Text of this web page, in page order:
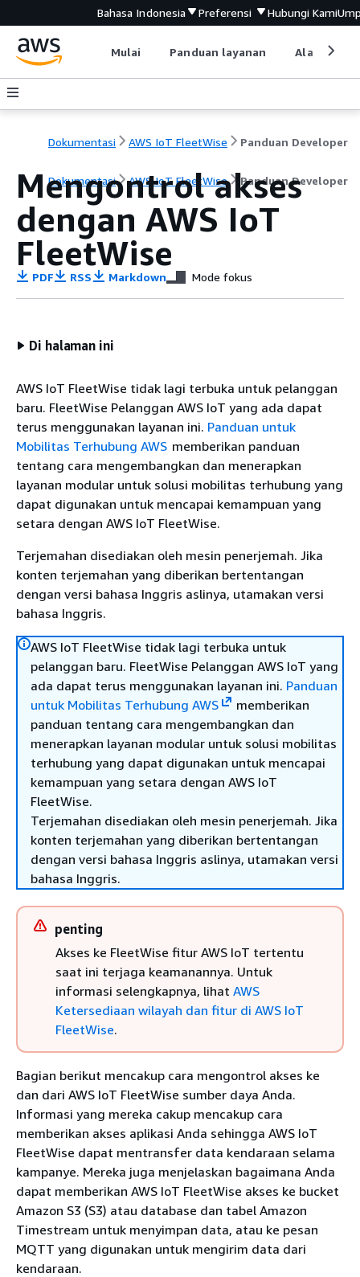
Bahasa Indonesia Preferensi Hubungi Kami
Mulai Panduan layanan Alat
Dokumentasi AWS IoT FleetWise Panduan Developer
Dokumentasi AWS IoT FleetWise Panduan Developer
Mengontrol akses
dengan AWS IoT
FleetWise
PDF RSS Markdown Mode fokus
Di halaman ini
AWS IoT FleetWise tidak lagi terbuka untuk pelanggan
baru. FleetWise Pelanggan AWS IoT yang ada dapat
terus menggunakan layanan ini. Panduan untuk
Mobilitas Terhubung AWS memberikan panduan
tentang cara mengembangkan dan menerapkan
layanan modular untuk solusi mobilitas terhubung yang
dapat digunakan untuk mencapai kemampuan yang
setara dengan AWS IoT FleetWise.
Terjemahan disediakan oleh mesin penerjemah. Jika
konten terjemahan yang diberikan bertentangan
dengan versi bahasa Inggris aslinya, utamakan versi
bahasa Inggris.
AWS IoT FleetWise tidak lagi terbuka untuk
pelanggan baru. FleetWise Pelanggan AWS IoT yang
ada dapat terus menggunakan layanan ini. Panduan
untuk Mobilitas Terhubung AWS
memberikan
panduan tentang cara mengembangkan dan
menerapkan layanan modular untuk solusi mobilitas
terhubung yang dapat digunakan untuk mencapai
kemampuan yang setara dengan AWS IoT
FleetWise.
Terjemahan disediakan oleh mesin penerjemah. Jika
konten terjemahan yang diberikan bertentangan
dengan versi bahasa Inggris aslinya, utamakan versi
bahasa Inggris.
penting
Akses ke FleetWise fitur AWS IoT tertentu
saat ini terjaga keamanannya. Untuk
informasi selengkapnya, lihat AWS
Ketersediaan wilayah dan fitur di AWS IoT
FleetWise.
Bagian berikut mencakup cara mengontrol akses ke
dan dari AWS IoT FleetWise sumber daya Anda.
Informasi yang mereka cakup mencakup cara
memberikan akses aplikasi Anda sehingga AWS IoT
FleetWise dapat mentransfer data kendaraan selama
kampanye. Mereka juga menjelaskan bagaimana Anda
dapat memberikan AWS IoT FleetWise akses ke bucket
Amazon S3 (S3) atau database dan tabel Amazon
Timestream untuk menyimpan data, atau ke pesan
MQTT yang digunakan untuk mengirim data dari
kendaraan.